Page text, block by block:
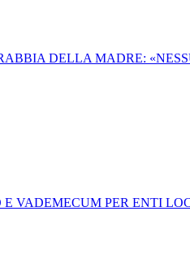
DELLA MADRE:
VADEMECUM PER ENTI